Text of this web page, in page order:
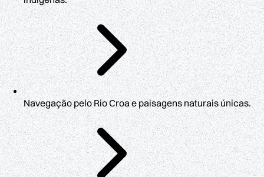
Navegação pelo Rio Croa e paisagens naturais únicas.